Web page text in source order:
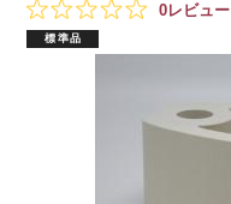
0レビュー
標準品